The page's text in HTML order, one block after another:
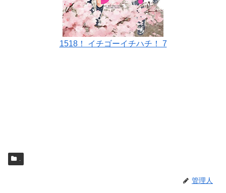
1518！ イチゴーイチハチ！ 7
.
管理人